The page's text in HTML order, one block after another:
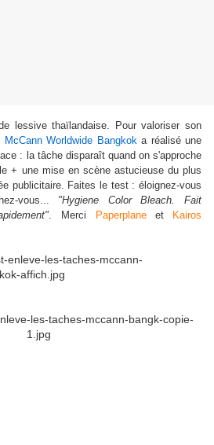
lessive thaïlandaise. Pour valoriser son
McCann Worldwide Bangkoka réalisé une
: la tâche disparaît quand on s'approche
+ une mise en scène astucieuse du plus
publicitaire. Faites le test : éloignez-vous
vous... "Hygiene Color Bleach. Fait
. Merci Paperplaneet
Kairos